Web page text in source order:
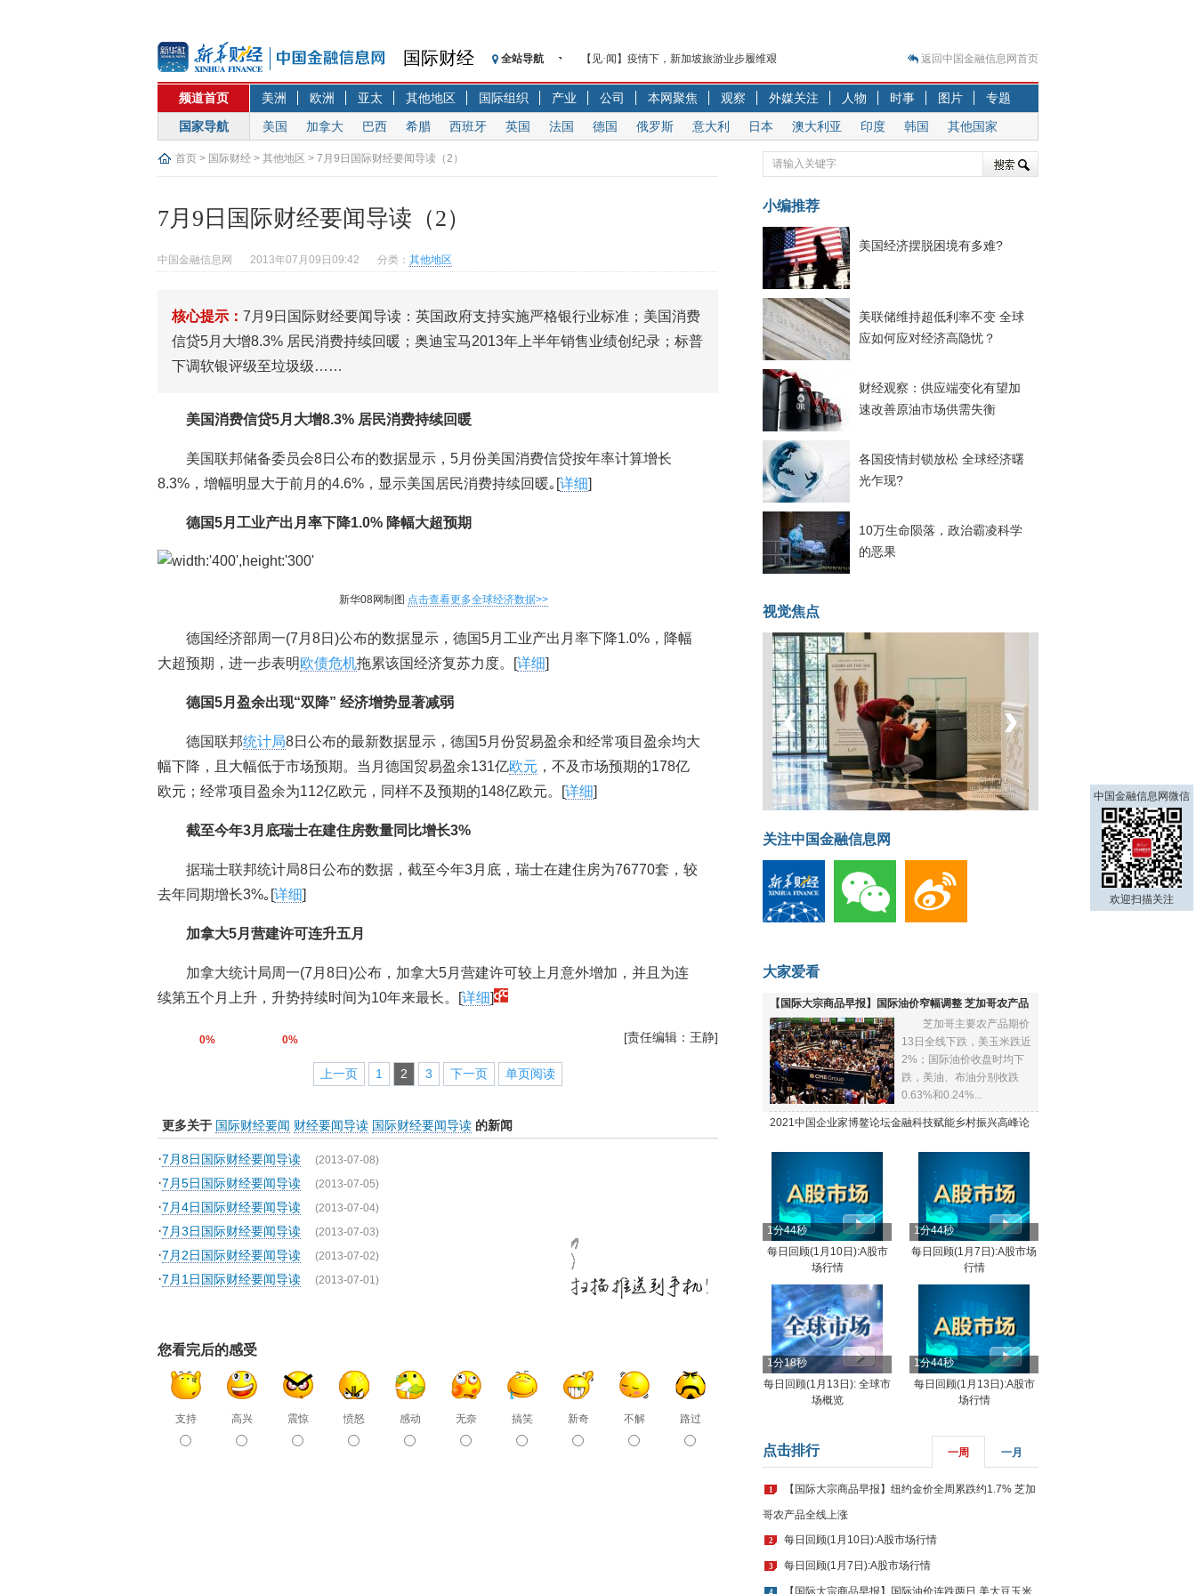
国际财经 全站导航
【见·闻】疫情下，新加坡旅游业步履维艰
记者手记：疫情下的香港零售业如何浴火重生？
【见·闻】疫情下一家香港传统零售商的转型突围之旅
济安金信：中国基金市场数据分析周报（2020. 07.27—2020.07.31）
【新华财经调查】同业存单、结构性存款玩起“跷跷板” 结构性失衡藏
央行公开市场净投放300亿元 短端资金利率明显下行
沥青期货连续两日涨逾3% 沪银及两粕涨势喜人
恒生聚源：北斗收官之星发射成功，全产业链解析
济安金信：中国基金市场数据分析周报（2020. 08.17—2020.08.21）
返回中国金融信息网首页
频道首页 美洲 欧洲 亚太 其他地区 国际组织 产业 公司 本网聚焦 观察 外媒关注 人物 时事 图片
专题
国家导航
美国 加拿大 巴西 希腊 西班牙 英国 法国 德国 俄罗斯 意大利 日本 澳大利亚 印度 韩国 其他国家
首页 > 国际财经 > 其他地区 > 7月9日国际财经要闻导读（2）
7月9日国际财经要闻导读（2）
中国金融信息网 2013年07月09日09:42 分类： 其他地区
核心提示： 7月9日国际财经要闻导读：英国政府支持实施严格银行业标准；美国消费
信贷5月大增8.3% 居民消费持续回暖；奥迪宝马2013年上半年销售业绩创纪录；标普
下调软银评级至垃圾级……
美国消费信贷5月大增8.3% 居民消费持续回暖
美国联邦储备委员会8日公布的数据显示，5月份美国消费信贷按年率计算增长
8.3%，增幅明显大于前月的4.6%，显示美国居民消费持续回暖｡[详细]
德国5月工业产出月率下降1.0% 降幅大超预期
新华08网制图 点击查看更多全球经济数据>>
德国经济部周一(7月8日)公布的数据显示，德国5月工业产出月率下降1.0%，降幅
大超预期，进一步表明欧债危机拖累该国经济复苏力度。[详细]
德国5月盈余出现“双降” 经济增势显著减弱
德国联邦统计局8日公布的最新数据显示，德国5月份贸易盈余和经常项目盈余均大
幅下降，且大幅低于市场预期。当月德国贸易盈余131亿欧元 ，不及市场预期的178亿
欧元；经常项目盈余为112亿欧元，同样不及预期的148亿欧元。[详细]
截至今年3月底瑞士在建住房数量同比增长3%
据瑞士联邦统计局8日公布的数据，截至今年3月底，瑞士在建住房为76770套，较
去年同期增长3%｡[详细]
加拿大5月营建许可连升五月
加拿大统计局周一(7月8日)公布，加拿大5月营建许可较上月意外增加，并且为连
续第五个月上升，升势持续时间为10年来最长。[详细]
0% 0% [责任编辑：王静]
上一页 1 2 3 下一页 单页阅读
更多关于 国际财经要闻 财经要闻导读 国际财经要闻导读 的新闻
·7月8日国际财经要闻导读 (2013-07-08)
·7月5日国际财经要闻导读 (2013-07-05)
·7月4日国际财经要闻导读 (2013-07-04)
·7月3日国际财经要闻导读 (2013-07-03)
·7月2日国际财经要闻导读 (2013-07-02)
·7月1日国际财经要闻导读 (2013-07-01)
您看完后的感受
支持 高兴 震惊 愤怒 感动 无奈 搞笑 新奇 不解 路过
小编推荐
美国经济摆脱困境有多难?
美联储维持超低利率不变 全球
应如何应对经济高隐忧？
财经观察：供应端变化有望加
速改善原油市场供需失衡
各国疫情封锁放松 全球经济曙
光乍现?
10万生命陨落，政治霸凌科学
的恶果
视觉焦点
菲律宾：防疫降级
‹ ›
关注中国金融信息网
大家爱看
【国际大宗商品早报】国际油价窄幅调整 芝加哥农产品
全线下跌
芝加哥主要农产品期价
13日全线下跌，美玉米跌近
2%；国际油价收盘时均下
跌，美油、布油分别收跌
0.63%和0.24%...
2021中国企业家博鳌论坛金融科技赋能乡村振兴高峰论
1分44秒
每日回顾(1月10日):A股市
场行情
1分44秒
每日回顾(1月7日):A股市场
行情
1分18秒
每日回顾(1月13日): 全球市
场概览
1分44秒
每日回顾(1月13日):A股市
场行情
点击排行 一周 一月
1 【国际大宗商品早报】纽约金价全周累跌约1.7% 芝加
哥农产品全线上涨
2 每日回顾(1月10日):A股市场行情
3 每日回顾(1月7日):A股市场行情
4 【国际大宗商品早报】国际油价连跌两日 美大豆玉米
中国金融信息网微信
欢迎扫描关注